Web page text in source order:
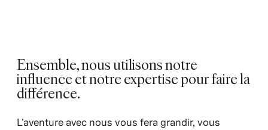
Ensemble, nous utilisons notre
influence et notre expertise pour faire la
différence.
L’aventure avec nous vous fera grandir, vous